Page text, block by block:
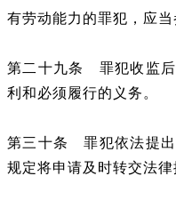
有劳动能力的罪犯，应当
第二十九条 罪犯收监后
利和必须履行的义务。
第三十条 罪犯依法提出
规定将申请及时转交法律